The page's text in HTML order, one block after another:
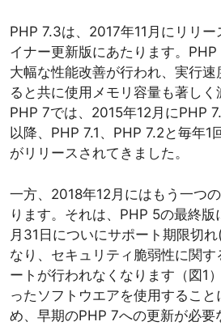
PHP 7.3は、2017年11月にリリ
イナー更新版にあたります。
大幅な性能改善が行われ、実行
ると共に使用メモリ容量も著しく
PHP 7では、2015年12月にPHP
以降、PHP 7.1、PHP 7.2と毎年1
がリリースされてきました。
一方、2018年12月にはもう一つ
ります。それは、PHP 5の最終
月31日についにサポート期限切
なり、セキュリティ脆弱性に関
ートが行われなくなります（図1
ったソフトウエアを使用するこ
め、早期のPHP 7への更新が必要